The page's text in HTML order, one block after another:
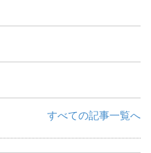
すべての記事一覧へ